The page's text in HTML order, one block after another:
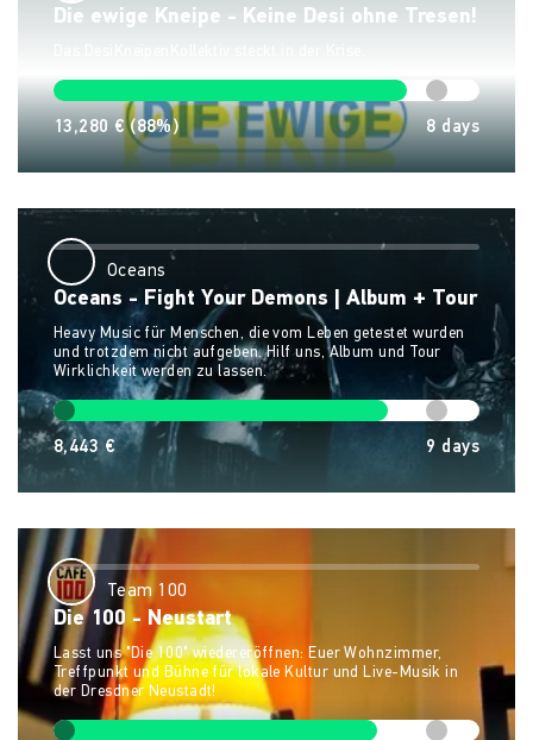
Die ewige Kneipe - Keine Desi ohne Tresen!
13,280 €(88%) 8 days
Oceans
Oceans - Fight Your Demons | Album + Tour
Heavy Music für Menschen, die vom Leben getestet wurden
und trotzdem nicht aufgeben. Hilf uns, Album und Tour
Wirklichkeit werden zu lassen.
8,443 € 9 days
Team 100
Die 100 - Neustart
Lasst uns "Die 100" wiedereröffnen: Euer Wohnzimmer,
Treffpunkt und Bühne für lokale Kultur und Live-Musik in
der Dresdner Neustadt!